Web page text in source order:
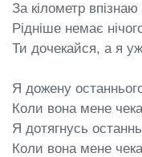
За кілометр впізнаю
Рідніше немає
Ти дочекайся, а я
Я дожену
Коли вона мене
Я дотягнусь
Коли вона мене